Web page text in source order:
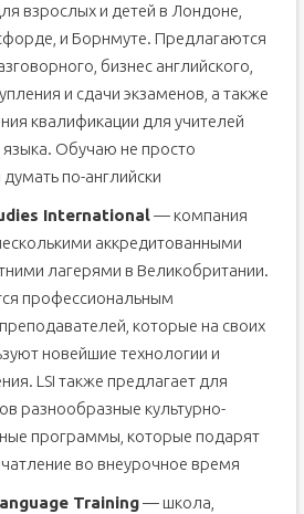
взрослых и детей в Лондоне,
и Борнмуте. Предлагаются
бизнес английского,
и сдачи экзаменов, а также
квалификации для учителей
языка. Обучаю не просто
думать по-английски
International— компания
аккредитованными
лагерями в Великобритании.
профессиональным
которые на своих
новейшие технологии и
LSI также предлагает для
разнообразные культурно-
программы, которые подарят
во внеурочное время
Training— школа,